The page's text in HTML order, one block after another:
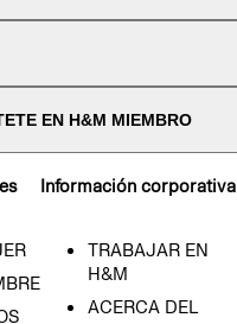
EN H&M MIEMBRO
Información corporativa
TRABAJAR EN
H&M
ACERCA DEL